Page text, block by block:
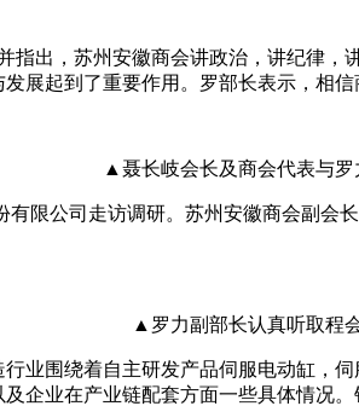
出，苏州安徽商会讲政治，讲纪律，
展起到了重要作用。罗部长表示，相
▲聂长岐会长及商会代表与
限公司走访调研。苏州安徽商会副会
▲罗力副部长认真听取程
业围绕着自主研发产品伺服电动缸，
企业在产业链配套方面一些具体情况